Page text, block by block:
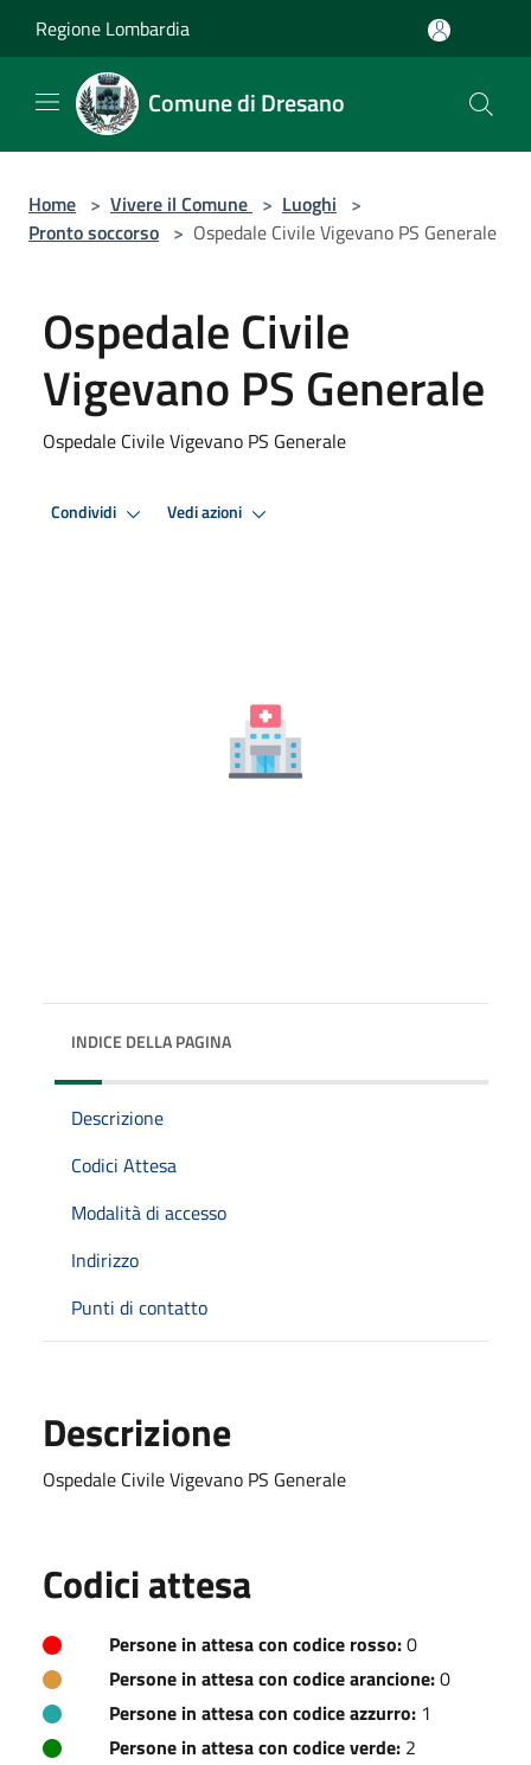
Regione Lombardia
Comune di Dresano
Home > Vivere il Comune > Luoghi >
Pronto soccorso > Ospedale Civile Vigevano PS Generale
Ospedale Civile
Vigevano PS Generale
Ospedale Civile Vigevano PS Generale
Condividi Vedi azioni
INDICE DELLA PAGINA
Descrizione
Codici Attesa
Modalità di accesso
Indirizzo
Punti di contatto
Descrizione
Ospedale Civile Vigevano PS Generale
Codici attesa
Persone in attesa con codice rosso:0
Persone in attesa con codice arancione:0
Persone in attesa con codice azzurro: 1
Persone in attesa con codice verde: 2